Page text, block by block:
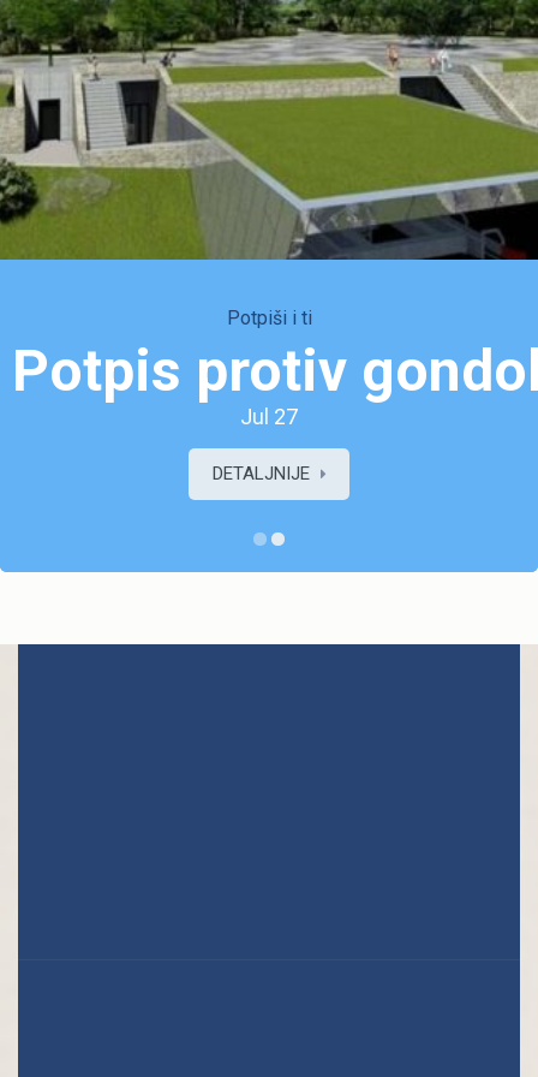
Potpiši i ti
Potpis protiv
Jul 27
DETALJNIJE